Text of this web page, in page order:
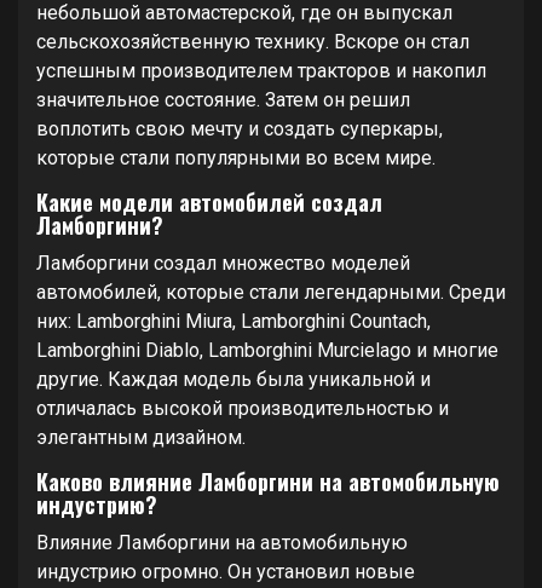
небольшой автомастерской, где он выпускал
сельскохозяйственную технику. Вскоре он стал
успешным производителем тракторов и накопил
значительное состояние. Затем он решил
воплотить свою мечту и создать суперкары,
которые стали популярными во всем мире.
Какие модели автомобилей создал
Ламборгини?
Ламборгини создал множество моделей
автомобилей, которые стали легендарными. Среди
них: Lamborghini Miura, Lamborghini Countach,
Lamborghini Diablo, Lamborghini Murcielago и многие
другие. Каждая модель была уникальной и
отличалась высокой производительностью и
элегантным дизайном.
Каково влияние Ламборгини на автомобильную
индустрию?
Влияние Ламборгини на автомобильную
индустрию огромно. Он установил новые